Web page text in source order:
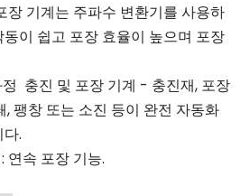
장 기계는 주파수 변환기를 사용하
이 쉽고 포장 효율이 높으며 포장
충진 및 포장 기계 - 충진재, 포장
, 팽창 또는 소진 등이 완전 자동화
.
연속 포장 기능.